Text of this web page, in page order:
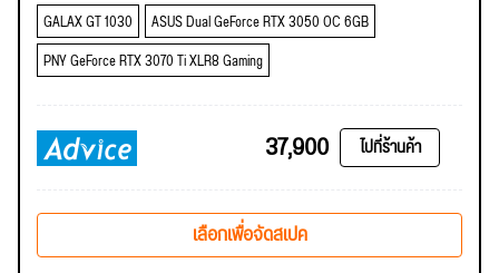
GALAX GT 1030
ASUS Dual GeForce RTX 3050 OC 6GB
PNY GeForce RTX 3070 Ti XLR8 Gaming
37,900 ไปที่ร้านค้า
เลือกเพื่อจัดสเปค